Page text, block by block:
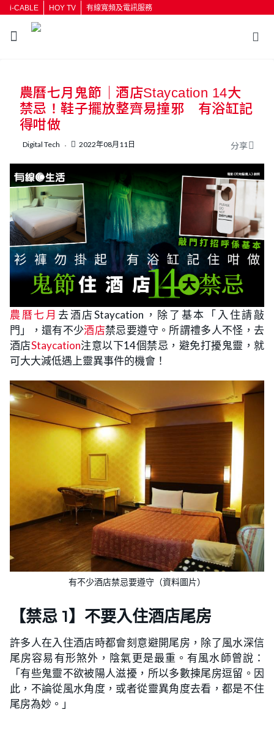
i-CABLE HOY TV 有線寬頻及電訊服務
按輸入鍵開始搜尋
農曆七月鬼節｜酒店Staycation 14大
禁忌！鞋子擺放整齊易撞邪 有浴缸記
得咁做
Digital Tech 2022年08月11日 分享
農曆七月 去酒店Staycation，除了基本「入住請敲
門」，還有不少酒店禁忌要遵守。所謂禮多人不怪，去
酒店Staycation注意以下14個禁忌，避免打擾鬼靈，就
可大大減低遇上靈異事件的機會！
有不少酒店禁忌要遵守（資料圖片）
【禁忌 1】不要入住酒店尾房
許多人在入住酒店時都會刻意避開尾房，除了風水深信
尾房容易有形煞外，陰氣更是最重。有風水師曾說：
「有些鬼靈不欲被陽人滋擾，所以多數揀尾房逗留。因
此，不論從風水角度，或者從靈異角度去看，都是不住
尾房為妙。」